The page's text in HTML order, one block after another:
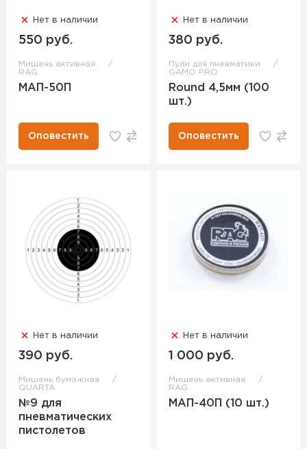
Нет в наличии
550 руб.
Мишень активная
RAG
МАП-50П
Оповестить
Нет в наличии
380 руб.
Пули для пневматики
GAMO PRO
Round 4,5мм (100
шт.)
Оповестить
Нет в наличии
390 руб.
Мишень бумажная
QUARTA
№9 для
пневматических
пистолетов
Нет в наличии
1 000 руб.
Мишень активная
RAG
МАП-40П (10 шт.)